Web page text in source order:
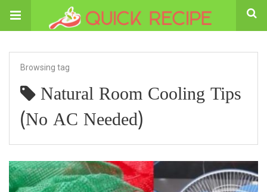
Browsing tag
Natural Room Cooling Tips
(No AC Needed)